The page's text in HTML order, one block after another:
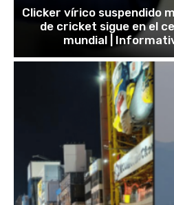
Clicker vírico suspendido
de cricket sigue en el
mundial |